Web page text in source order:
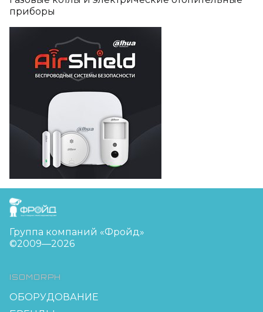
приборы
FreudGroup
Группа компаний «Фройд»
©2009—2026
ISOMORPH
ОБОРУДОВАНИЕ